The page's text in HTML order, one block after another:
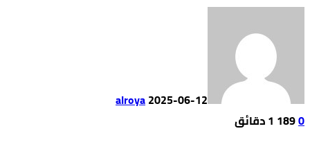
alroya2025-06-12
0
189 1 ‫دقائق‬